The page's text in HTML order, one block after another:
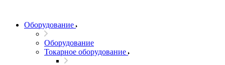
Оборудование
Оборудование
Токарное оборудование